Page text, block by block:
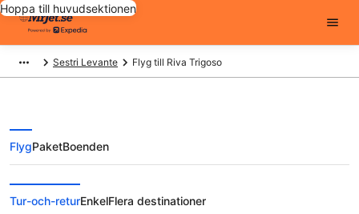
Hoppa till huvudsektionen
Sestri Levante Flyg till Riva Trigoso
Billiga flygbiljetter till Riva Trigoso
FlygPaketBoenden
Tur-och-returEnkelFlera destinationer